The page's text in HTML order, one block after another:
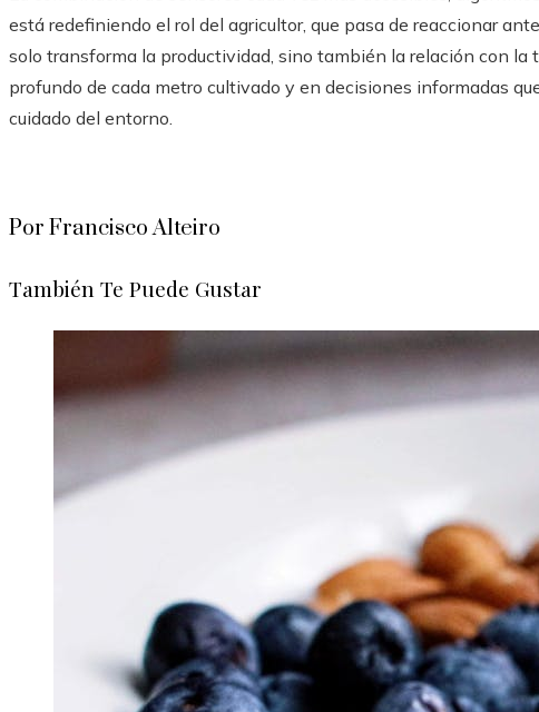
está redefiniendo el rol del agricultor, que pasa de reaccionar
solo transforma la productividad, sino también la relación con la
profundo de cada metro cultivado y en decisiones informadas
cuidado del entorno.
Por Francisco Alteiro
También Te Puede Gustar